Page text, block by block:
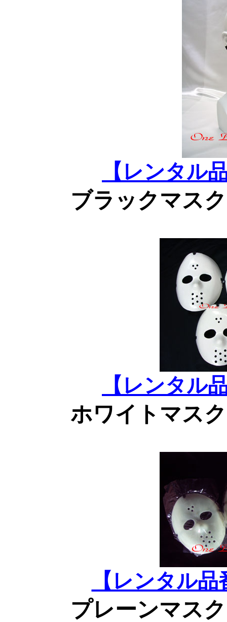
【レンタル
ブラックマス
【レンタル
ホワイトマス
【レンタル
プレーンマス